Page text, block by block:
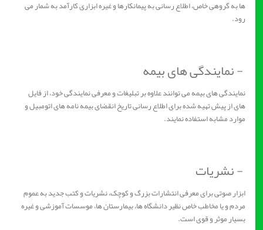
ها به گروهی خاص، اطلاع رسانی به پیمانکارها و غیره ابزاری کارآمد به شمار می
رود.
- نمایندگی های بیمه
نمایندگی های بیمه می توانند علاوه بر تبلیغات و معرفی نمایندگی خود، از فایل
های از پیش تهیه شده برای اطلاع رسانی تاریخ انقضای بیمه نامه های اتومبیل و
موارد مشابه استفاده نمایند.
- نشریات
ابزار صوتی برای معرفی انتشارات بزرگ و کوچک، نشریات و کتب جدید به عموم
مردم و یا مخاطب خاص نظیر دانشگاه ها، بیمارستان ها، موسسات آموزشی و غیره
بسیار موثر و قوی است.